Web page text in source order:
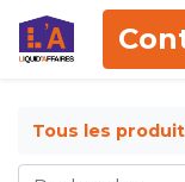
Tous les